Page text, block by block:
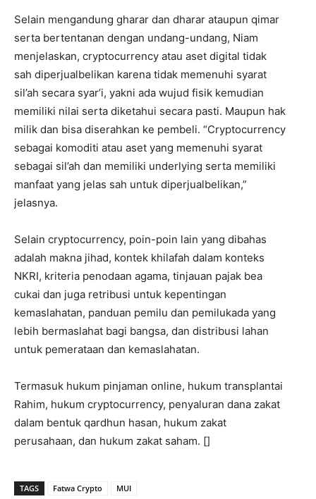
Selain mengandung gharar dan dharar ataupun qimar
serta bertentanan dengan undang-undang, Niam
menjelaskan, cryptocurrency atau aset digital tidak
sah diperjualbelikan karena tidak memenuhi syarat
sil’ah secara syar’i, yakni ada wujud fisik kemudian
memiliki nilai serta diketahui secara pasti. Maupun hak
milik dan bisa diserahkan ke pembeli. “Cryptocurrency
sebagai komoditi atau aset yang memenuhi syarat
sebagai sil’ah dan memiliki underlying serta memiliki
manfaat yang jelas sah untuk diperjualbelikan,”
jelasnya.
Selain cryptocurrency, poin-poin lain yang dibahas
adalah makna jihad, kontek khilafah dalam konteks
NKRI, kriteria penodaan agama, tinjauan pajak bea
cukai dan juga retribusi untuk kepentingan
kemaslahatan, panduan pemilu dan pemilukada yang
lebih bermaslahat bagi bangsa, dan distribusi lahan
untuk pemerataan dan kemaslahatan.
Termasuk hukum pinjaman online, hukum transplantai
Rahim, hukum cryptocurrency, penyaluran dana zakat
dalam bentuk qardhun hasan, hukum zakat
perusahaan, dan hukum zakat saham. []
TAGS Fatwa Crypto MUI